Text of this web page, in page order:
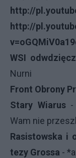
http://
http://
WSI
Nurni
Front Obrony
Stary Wiarus-
Wam nie
Rasistowska i
tezy Grossa -